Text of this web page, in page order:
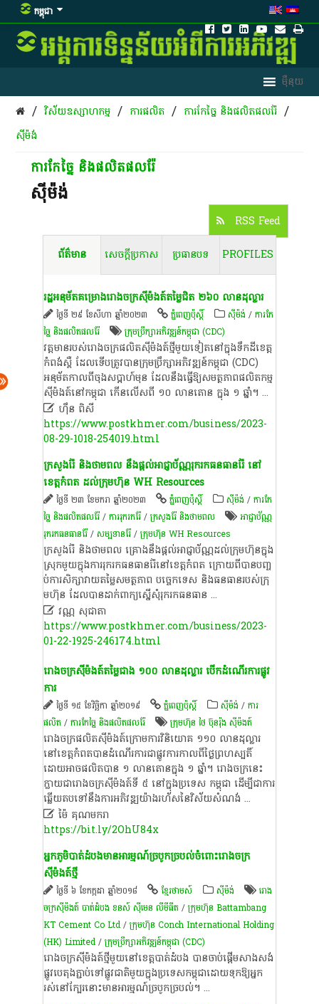
កម្ពុជា
/ វិស័យឧស្សាហកម្ម / ការផលិត​ / ការកែច្នៃ និងផលិតផលរ៉ែ /
​ស៊ីម៉ង់​
ការកែច្នៃ និងផលិតផលរ៉ែ
​ស៊ីម៉ង់​
RSS Feed
ព័ត៌មាន
សេចក្តីប្រកាស ប្រធានបទ PROFILES
រដ្ឋ​អនុម័ត​គម្រោង​រោងចក្រ​ស៊ីម៉ងត៍​តម្លៃ​ជិត​ ២៦០​ លាន​ដុល្លារ​
ថ្ងៃទី ២៩ ខែសីហា ឆ្នាំ២០២៣ ភ្នំពេញប៉ុស្តិ៍ ​ស៊ីម៉ង់​ /ការកែ
ច្នៃ និងផលិតផលរ៉ែ
ក្រុម​ប្រឹក្សា​អភិវឌ្ឍន៍​​កម្ពុជា ​(​CDC​)
​វត្តមាន​របស់​រោងចក្រ​ផលិត​ស៊ីម៉ងត៍​ថ្មី​មួយទៀត​នៅ​ក្នុង​ទឹកដី​ខេត្ត
កំពង់ស្ពឺ​ ដែល​ទើបត្រូវ​បាន​ក្រុមប្រឹក្សា​អភិវឌ្ឍន៍​កម្ពុជា​ (CDC)​
អនុម័ត​កាលពី​ចុង​ស​ប្តា​ហ៍​មុន​ ដែល​នឹង​ធ្វើ​ឱ្យ​សមត្ថភាព​ផលិតកម្ម​
ស៊ីម៉ងត៍​នៅ​កម្ពុជា​ កើន​លើស​ពី​ ១០​ លាន​តោន​ ក្នុង​ ១​ ឆ្នាំ​។ ...
ហ៊ឹន ពិសី
https://www.postkhmer.com/business/2023-
08-29-1018-254019.html
ក្រសួង​រ៉ែ និងថា​មពល​ នឹង​ផ្តល់​អាជ្ញាប័ណ្ណរុក​រក​ធន​ធាន​រ៉ែ​ នៅ
ខេត្ត​កំពត ដ​ល់ក្រុ​មហ៊ុន WH Resources
ថ្ងៃទី ២៣ ខែមករា ឆ្នាំ២០២៣ ភ្នំពេញប៉ុស្តិ៍ ​ស៊ីម៉ង់​ /ការកែ
ច្នៃ និងផលិតផលរ៉ែ/ការរុករករ៉ែ/ក្រសួងរ៉ែ និងថាមពល
​អាជ្ញា​ប័ណ្ណ​​
រុក​រក​ធន​ធាន​រ៉ែ​/សម្បទាន​រ៉ែ/ក្រុម​ហ៊ុន​ ​WH Resources
ក្រសួងរ៉ែ និង​ថាមពល គ្រោង​នឹង​ផ្តល់​អាជ្ញា​ប័ណ្ណ​ដល់​ក្រុម​ហ៊ុន​ក្នុង​
ស្រុក​មួយ​ក្នុង​ការ​រុក​រក​ធន​ធាន​រ៉ែនៅខេត្ត​កំពត ក្រោយ​ពីបា​នប​ញ្ច​
ប់ការ​សិក្សា​វាយ​តម្លៃ​សម​ត្ថភាព បច្ចេក​ទេស និង​ធន​ធា​នរប​ស់ក្រុ​
មហ៊ុ​ន ដែល​បាន​ដាក់​ពា​ក្យស្នើសុំ​​រុករ​កធ​ន​ធាន ...
វណ្ណ សុជាតា
https://www.postkhmer.com/business/2023-
01-22-1925-246174.html
រោងចក្រ​ស៊ីម៉ងត៍​តម្លៃ​ជាង ១០០ ​លាន​ដុល្លារ​ បើក​ដំណើរការ​ផ្លូវ
ការ
ថ្ងៃទី ១៥ ខែវិច្ឆិកា ឆ្នាំ២០១៩ ភ្នំពេញប៉ុស្តិ៍ ​ស៊ីម៉ង់​ /ការ
ផលិត​/ការកែច្នៃ និងផលិតផលរ៉ែ ក្រុមហ៊ុន​ ថៃ ប៊ុនរ៉ុង ស៊ីម៉ងត៍
រោងចក្រ​ផលិត​ស៊ីម៉ងត៍​ក្រោម​ការវិនិយោគ​ ១១០ ​លាន​ដុល្លារ​
នៅ​ខេត្ត​កំពត​បាន​ដំណើរការ​ជា​ផ្លូវការ​កាលពី​ថ្ងៃ​ព្រហស្បតិ៍
ដោយ​អាច​ផលិត​បាន ១ ​លាន​តោន​ក្នុង​ ១ ​ឆ្នាំ​។ រោងចក្រ​នេះ​
ក្លាយជា​រោងចក្រ​ស៊ីម៉ងត៍​ទី​ ៥ នៅក្នុង​ប្រទេស ​កម្ពុជា ដើម្បី​ជាការ​
ឆ្លើយតប​ទៅ​នឹង​ការអភិវឌ្ឍ​យ៉ាង​រហ័ស​នៃ​វិស័យ​សំណង់ ...
ម៉ៃ គុណមករា
https://bit.ly/2OhU84x
អ្នក​ភូមិ​បាត់ដំបង​មាន​អារម្មណ៍​ច្របូកច្របល់​ចំពោះ​រោងចក្រ​
ស៊ីម៉ងត៍​ថ្មី​
ថ្ងៃទី ៦ ខែកក្កដា ឆ្នាំ២០១៨ ខ្មែរថាមស៍ ​ស៊ីម៉ង់​
រោង
ចក្រ​ស៊ីម៉ងត៍ បាត់ដំបង ខន​ស៍ ស៊ី​មេន លី​មី​ធី​ត/ក្រុមហ៊ុន Battambang
KT Cement Co Ltd/ក្រុមហ៊ុន Conch International Holding
(HK) Limited/ក្រុម​ប្រឹក្សា​អភិវឌ្ឍន៍​​កម្ពុជា ​(​CDC​)
​រោងចក្រ​ស៊ីម៉ងត៍​ថ្មី​មួយ​នៅ​ខេត្តបាត់ដំបង​ បាន​ចាប់ផ្តើម​សាងសង់​
ផ្លូវ​បេតុង​ភ្ជាប់​ទៅ​ផ្លូវជាតិ​មួយ​ក្នុង​ប្រទេស​កម្ពុជា​ដោយ​ទុក​ឱ្យ​អ្នក​
រស់នៅ​ក្បែរ​នោះ​មាន​អារម្មណ៍​ច្របូកច្របល់​។​ ...